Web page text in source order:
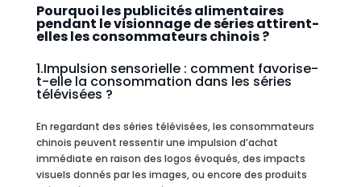
Pourquoi les publicités alimentaires
pendant le visionnage de séries attirent-
elles les consommateurs chinois ?
1.Impulsion sensorielle : comment favorise-
t-elle la consommation dans les séries
télévisées ?
En regardant des séries télévisées, les consommateurs
chinois peuvent ressentir une impulsion d’achat
immédiate en raison des logos évoqués, des impacts
visuels donnés par les images, ou encore des produits